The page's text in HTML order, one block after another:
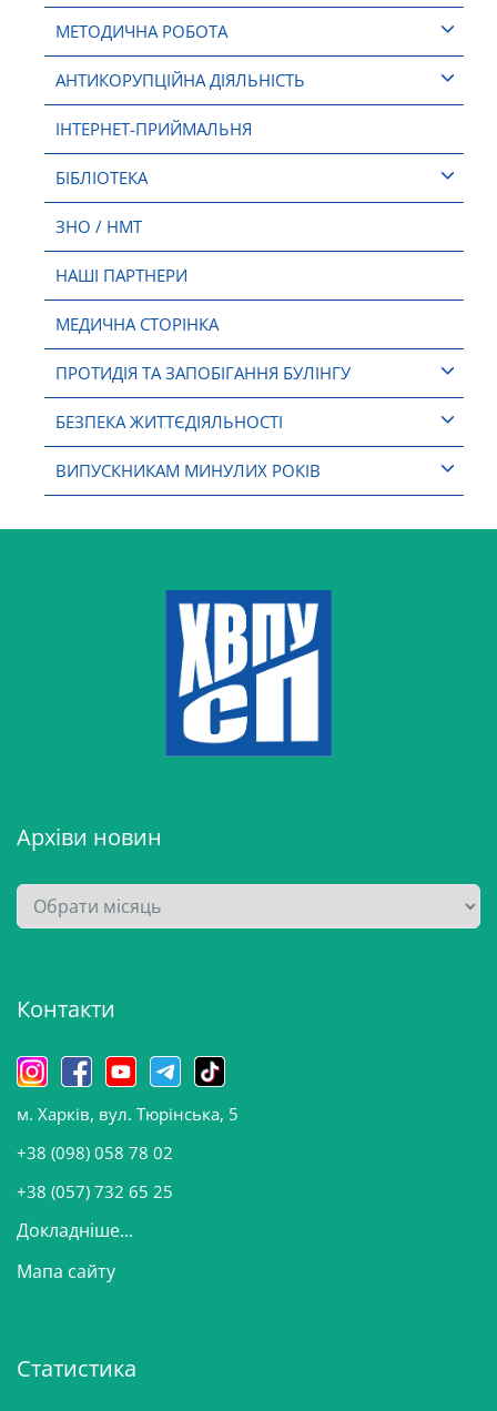
МЕТОДИЧНА РОБОТА
АНТИКОРУПЦІЙНА ДІЯЛЬНІСТЬ
ІНТЕРНЕТ-ПРИЙМАЛЬНЯ
БІБЛІОТЕКА
ЗНО / НМТ
НАШІ ПАРТНЕРИ
МЕДИЧНА СТОРІНКА
ПРОТИДІЯ ТА ЗАПОБІГАННЯ БУЛІНГУ
БЕЗПЕКА ЖИТТЄДІЯЛЬНОСТІ
ВИПУСКНИКАМ МИНУЛИХ РОКІВ
Архіви новин
А
р
в
н
о
в
и
Контакти
м. Харків, вул. Тюрінська, 5
+38 (098) 058 78 02
+38 (057) 732 65 25
Докладніше...
Мапа сайту
Статистика